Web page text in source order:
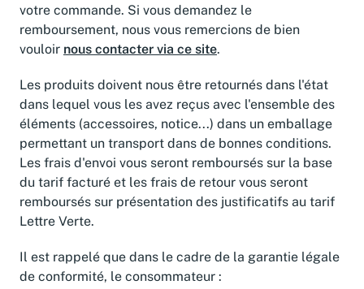
votre commande. Si vous demandez le
remboursement, nous vous remercions de bien
vouloir nous contacter via ce site.
Les produits doivent nous être retournés dans l'état
dans lequel vous les avez reçus avec l'ensemble des
éléments (accessoires, notice...) dans un emballage
permettant un transport dans de bonnes conditions.
Les frais d'envoi vous seront remboursés sur la base
du tarif facturé et les frais de retour vous seront
remboursés sur présentation des justificatifs au tarif
Lettre Verte.
Il est rappelé que dans le cadre de la garantie légale
de conformité, le consommateur :